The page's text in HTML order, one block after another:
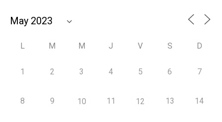
L M M J V S D
1 2 3 4 5 6 7
8 9 10 11 12 13 14